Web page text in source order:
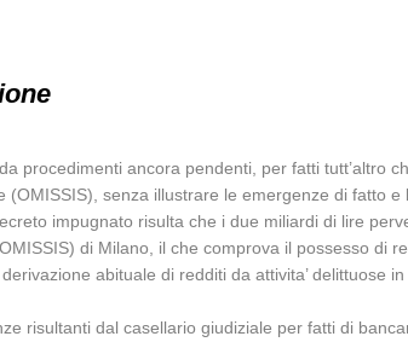
procedimenti ancora pendenti, per fatti tutt’altro
senza illustrare le emergenze di fatto
impugnato risulta che i due miliardi di lire
di Milano, il che comprova il possesso di
abituale di redditi da attivita’ delittuose in
risultanti dal casellario giudiziale per fatti di